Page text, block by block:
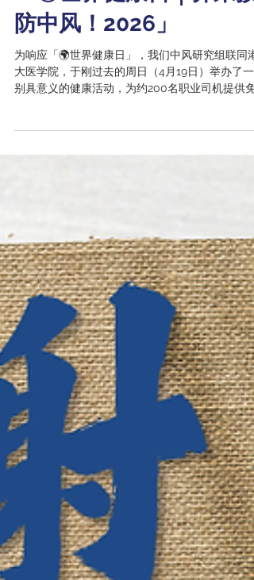
4月22日
「🌍世界健康日｜齐来预
防中风！2026」
别具意义的健康活动，为约200名职业司机提供免
巨基医生带领，与职业司机分享中风的预防与管理
知识🧠。同时，由医科、食物及营养科学生及中学
生组成的「健康大使」团队，为司机们提供血压、
血糖、血脂及心房颤动等筛查，进行中风风险评估
并提供健康咨询🩺 职业司机因长时间驾驶🚗、缺
运动🏃‍♂️，加上不良的饮食及生活习惯，所带来的健
康风险令人关注😟。研究显示，在过去20年间18至
55岁的年轻中风个案中，职业司机被发现属于高风
险群组，约半数司机患有高血压或胆固醇偏高，并
伴随糖尿病、肥胖及吸烟等问题🚭。我们希望通过
本次活动，提升公众尤其是职业司机的健康意识，
及早控制风险，预防中风💡 再次感谢所有热心参
的学生、同事及参加者，你们的付出让本次活动得
以圆满成功🎉！让我们继续携手努力，推